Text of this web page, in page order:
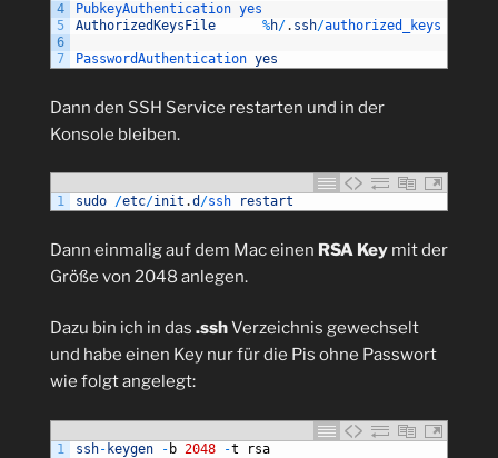
4
5
6
7
PubkeyAuthentication yes
AuthorizedKeysFile
%h/. ssh/authorized_keys
PasswordAuthentication yes
Dann den SSH Service restarten und in der
Konsole bleiben.
1 sudo /etc/init .d /ssh restart
Dann einmalig auf dem Mac einen RSA Key mit der
Größe von 2048 anlegen.
Dazu bin ich in das .sshVerzeichnis gewechselt
und habe einen Key nur für die Pis ohne Passwort
wie folgt angelegt:
1 ssh- keygen - b 2048 -t rsa